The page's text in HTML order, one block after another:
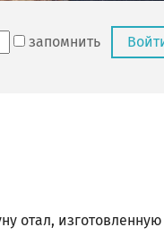
запомнить
отал,